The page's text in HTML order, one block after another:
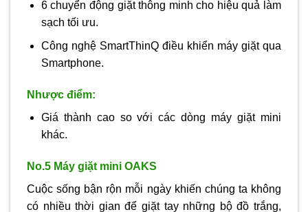
6 chuyển động giặt thông minh cho hiệu quả làm
sạch tối ưu.
Công nghệ SmartThinQ điều khiển máy giặt qua
Smartphone.
Nhược điểm:
Giá thành cao so với các dòng máy giặt mini
khác.
No.5 Máy giặt mini OAKS
Cuộc sống bận rộn mỗi ngày khiến chúng ta không
có nhiều thời gian để giặt tay những bộ đồ trắng,